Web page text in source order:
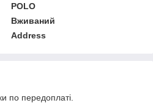
POLO
Вживаний
Address
по передоплаті.